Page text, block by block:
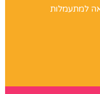
למתעמלות
בקייטנות, בקורסי